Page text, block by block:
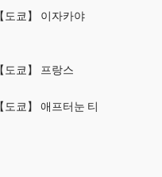
【도쿄】 이자카야
【도쿄】 프랑스
【도쿄】 애프터눈 티